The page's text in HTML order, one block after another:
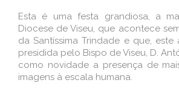
Esta é uma festa grandiosa, a
Diocese de Viseu, que acontece
da Santíssima Trindade e que,
presidida pelo Bispo de Viseu, D.
como novidade a presença de
imagens à escala humana.